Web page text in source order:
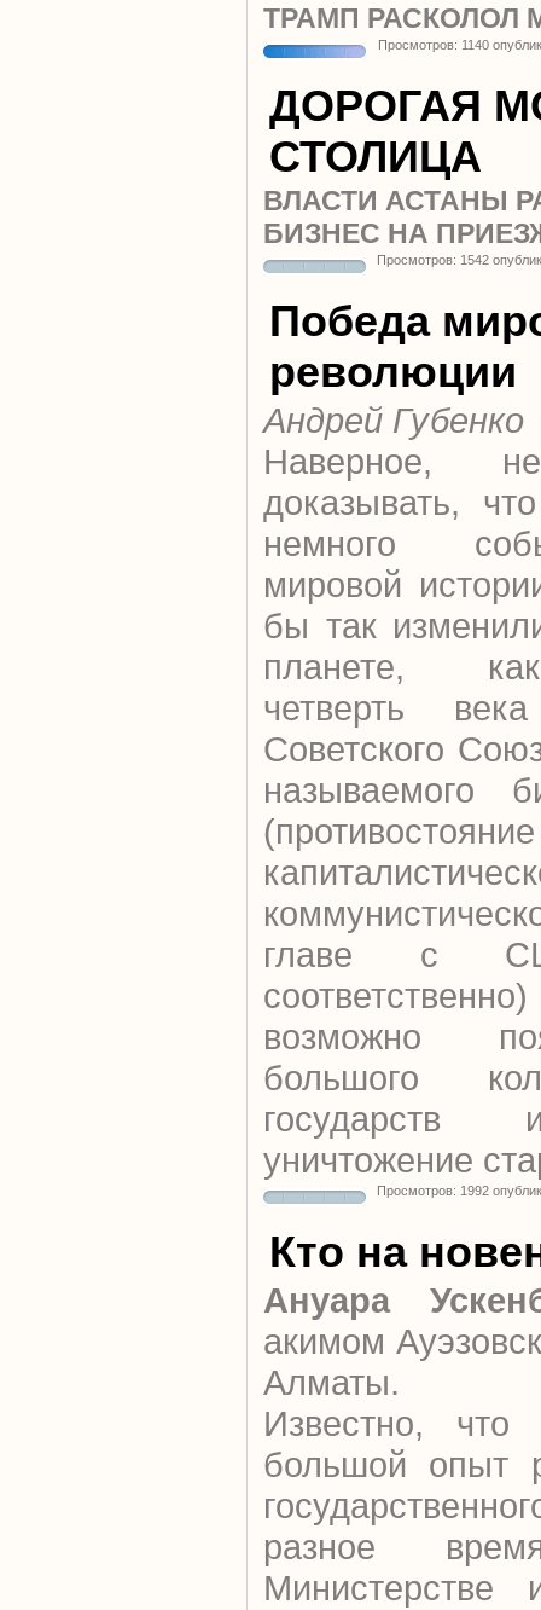
ТРАМП РАСКОЛОЛ
Просмотров: 1140
ДОРОГАЯ
СТОЛИЦА
ВЛАСТИ АСТАНЫ
БИЗНЕС НА
Просмотров: 1542
Победа
революции
Андрей Губенко
Наверное,
доказывать,
немного
мировой
бы так
планете,
четверть
Советского
называемого
(противостояние
главе с
возможно
большого
государств
уничтожение
Просмотров: 1992
Кто на
Ануара
акимом
Алматы.
Известно, что
большой опыт
разное
Министерстве